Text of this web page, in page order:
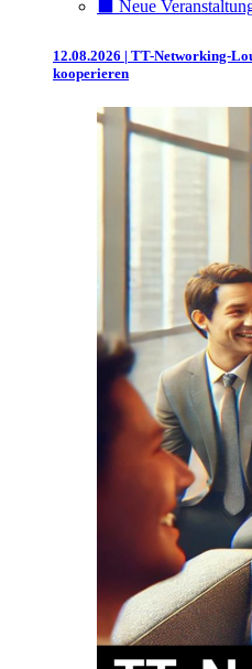
⬛️ Neue
12.08.2026 | TT-Networking-
kooperieren